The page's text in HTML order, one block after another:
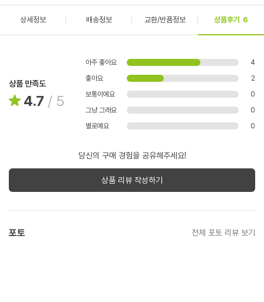
상세정보 배송정보 교환/반품정보 상품후기 6
상품 만족도
4.7 / 5
아주 좋아요
4
좋아요
2
보통이에요
0
그냥 그래요
0
별로예요
0
당신의 구매 경험을 공유해주세요!
상품 리뷰 작성하기
포토 전체 포토 리뷰 보기